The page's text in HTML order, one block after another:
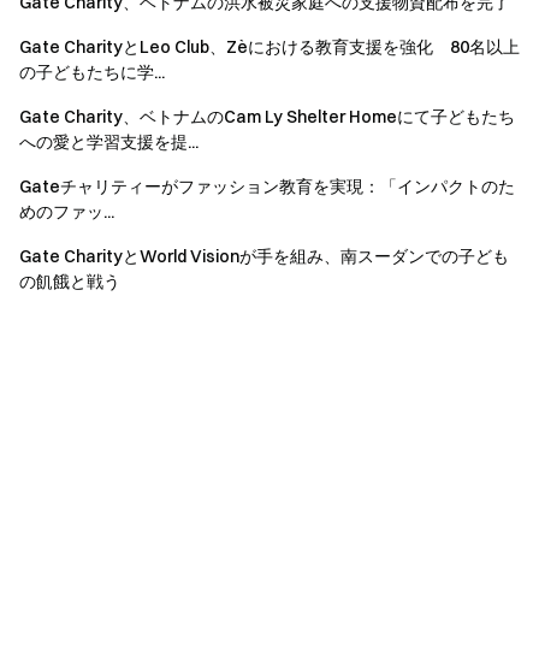
Gate CharityとLeo Club、Zèにおける教育支援を強化 80名以上
の子どもたちに学...
Gate Charity、ベトナムのCam Ly Shelter Homeにて子どもたち
への愛と学習支援を提...
Gateチャリティーがファッション教育を実現：「インパクトのた
めのファッ...
Gate CharityとWorld Visionが手を組み、南スーダンでの子ども
の飢餓と戦う